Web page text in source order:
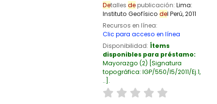
Detalles depublicación: Lima:
Instituto Geofísico del Perú,2011
Recursos en línea:
Clic para acceso en línea
Disponibilidad: Ítems
disponibles para préstamo:
Mayorazgo (2) Signatura
topográfica: IGP/550/I5/2011/Ej.1,
.. .